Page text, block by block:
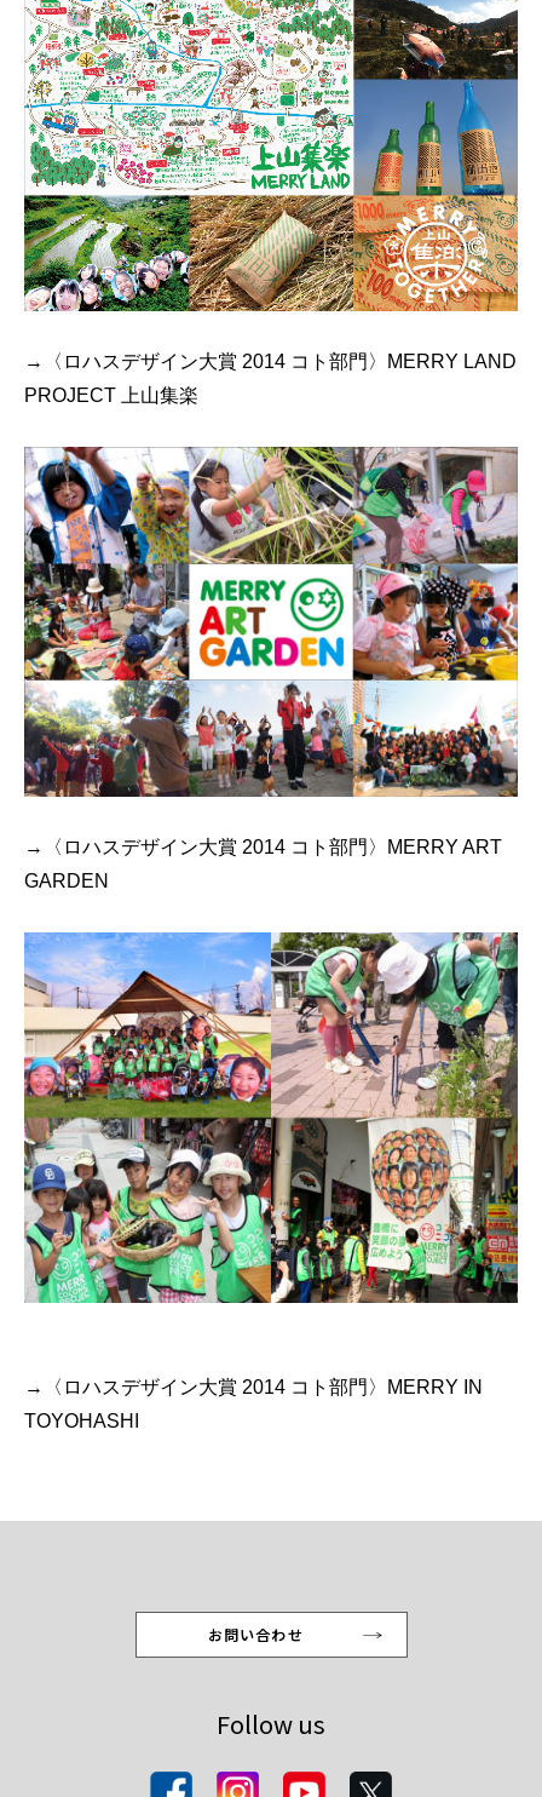
→〈ロハスデザイン大賞 2014 コト部門〉MERRY LAND
PROJECT 上山集楽
→〈ロハスデザイン大賞 2014 コト部門〉MERRY ART
GARDEN
→〈ロハスデザイン大賞 2014 コト部門〉MERRY IN
TOYOHASHI
お問い合わせ
Follow us